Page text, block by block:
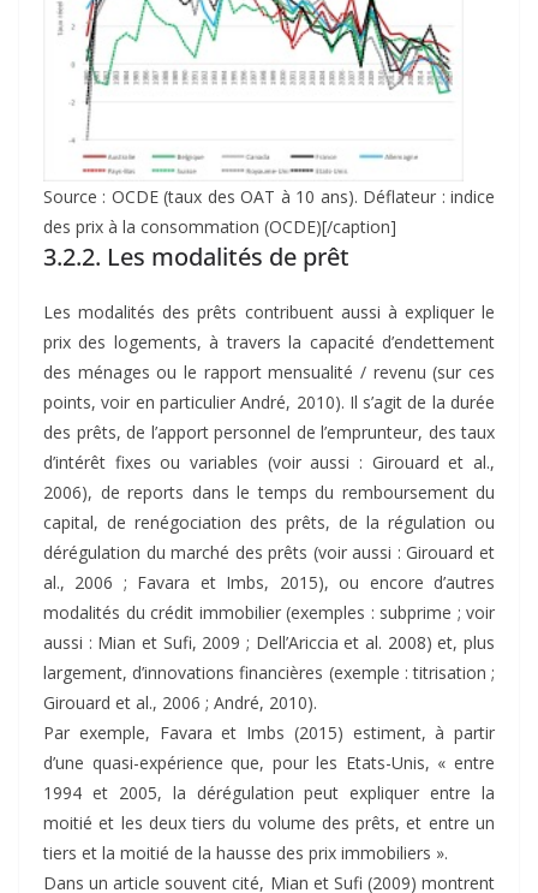
Source : OCDE (taux des OAT à 10 ans). Déflateur : indice
des prix à la consommation (OCDE)[/caption]
3.2.2. Les modalités de prêt
Les modalités des prêts contribuent aussi à expliquer le
prix des logements, à travers la capacité d’endettement
des ménages ou le rapport mensualité / revenu (sur ces
points, voir en particulier André, 2010). Il s’agit de la durée
des prêts, de l’apport personnel de l’emprunteur, des taux
d’intérêt fixes ou variables (voir aussi : Girouard et al.,
2006), de reports dans le temps du remboursement du
capital, de renégociation des prêts, de la régulation ou
dérégulation du marché des prêts (voir aussi : Girouard et
al., 2006 ; Favara et Imbs, 2015), ou encore d’autres
modalités du crédit immobilier (exemples : subprime ; voir
aussi : Mian et Sufi, 2009 ; Dell’Ariccia et al. 2008) et, plus
largement, d’innovations financières (exemple : titrisation ;
Girouard et al., 2006 ; André, 2010).
Par exemple, Favara et Imbs (2015) estiment, à partir
d’une quasi-expérience que, pour les Etats-Unis, « entre
1994 et 2005, la dérégulation peut expliquer entre la
moitié et les deux tiers du volume des prêts, et entre un
tiers et la moitié de la hausse des prix immobiliers ».
Dans un article souvent cité, Mian et Sufi (2009) montrent